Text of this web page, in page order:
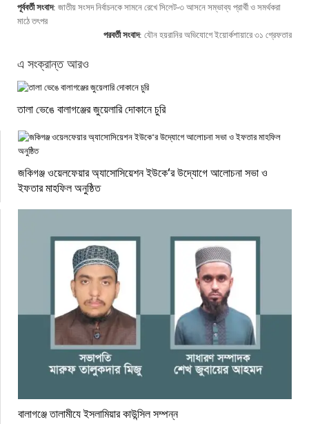
পূর্ববর্তী সংবাদ: জাতীয় সংসদ নির্বাচনকে সামনে রেখে সিলেট-৩ আসনে সম্ভাব্য প্রার্থী ও সমর্থকরা
মাঠে তৎপর
পরবর্তী সংবাদ: যৌন হয়রানির অভিযোগে ইয়োর্কশায়ারে ৩১ গ্রেফতার
এ সংক্রান্ত আরও
তালা ভেঙে বালাগঞ্জের জুয়েলারি দোকানে চুরি
জকিগঞ্জ ওয়েলফেয়ার অ্যাসোসিয়েশন ইউকে‘র উদ্যোগে আলোচনা সভা ও
ইফতার মাহফিল অনুষ্ঠিত
বালাগঞ্জে তালামীযে ইসলামিয়ার কাউন্সিল সম্পন্ন